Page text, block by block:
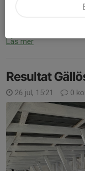
Endast fyra anmälda
Läs mer
Resultat
26 jul, 15:21 0